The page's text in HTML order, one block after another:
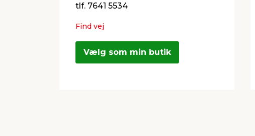
tlf. 7641 5534
Find vej
Vælg som min butik